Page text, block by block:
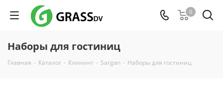
0
Наборы для гостиниц
Главная - Каталог - Клининг - Sargan - Наборы для гостиниц